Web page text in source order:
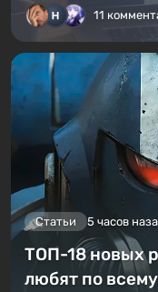
11
Статьи 5 часов
ТОП-18 новых
любят по